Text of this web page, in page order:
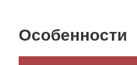
Особенности